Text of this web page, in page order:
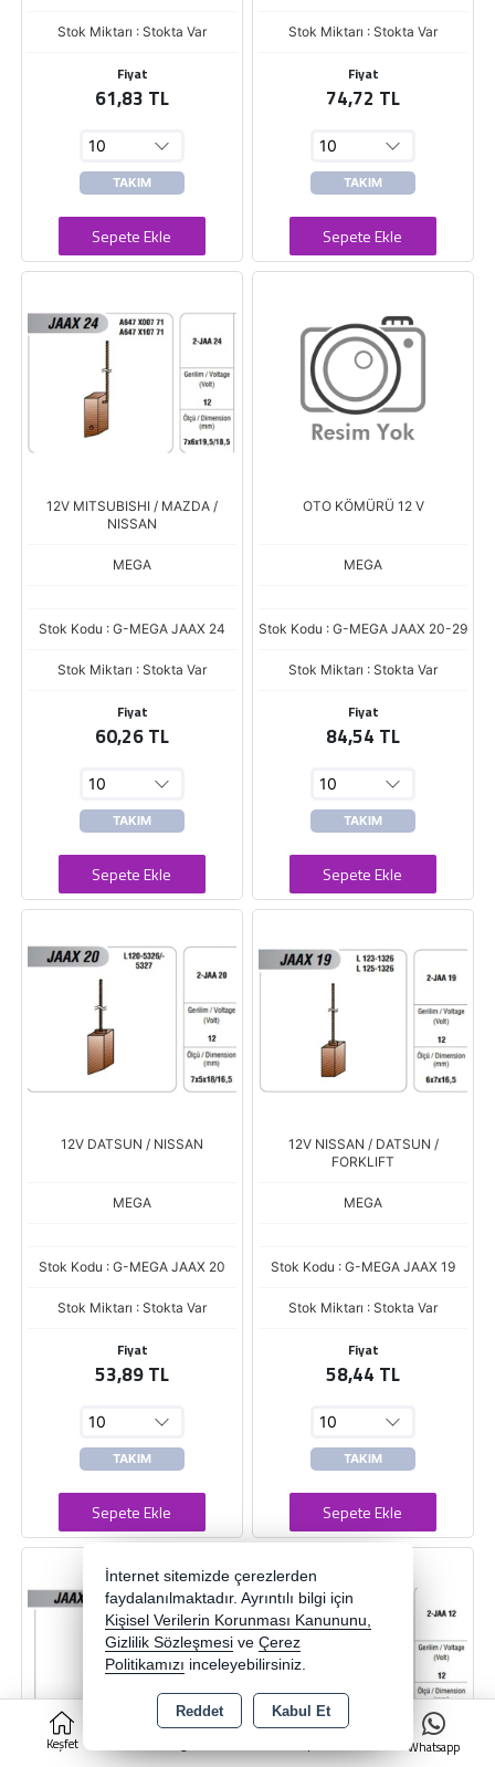
Keşfet
0
Whatsapp
Stok Miktarı : Stokta Var
Fiyat
61,83 TL
TAKIM
Sepete Ekle
Stok Miktarı : Stokta Var
Fiyat
74,72 TL
TAKIM
Sepete Ekle
12V MITSUBISHI / MAZDA /
NISSAN
MEGA
Stok Kodu : G-MEGA JAAX 24
Stok Miktarı : Stokta Var
Fiyat
60,26 TL
TAKIM
Sepete Ekle
OTO KÖMÜRÜ 12 V
MEGA
Stok Kodu : G-MEGA JAAX 20-29
Stok Miktarı : Stokta Var
Fiyat
84,54 TL
TAKIM
Sepete Ekle
12V DATSUN / NISSAN
MEGA
Stok Kodu : G-MEGA JAAX 20
Stok Miktarı : Stokta Var
Fiyat
53,89 TL
TAKIM
Sepete Ekle
12V NISSAN / DATSUN /
FORKLIFT
MEGA
Stok Kodu : G-MEGA JAAX 19
Stok Miktarı : Stokta Var
Fiyat
58,44 TL
TAKIM
Sepete Ekle
İnternet sitemizde çerezlerden
faydalanılmaktadır. Ayrıntılı bilgi için
Kişisel Verilerin Korunması Kanununu,
Gizlilik Sözleşmesi ve Çerez
Politikamızı inceleyebilirsiniz.
Reddet Kabul Et